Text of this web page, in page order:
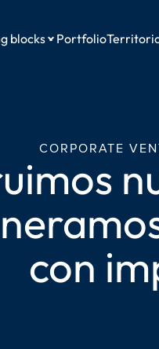
blocks Portfolio
CORPORATE
con